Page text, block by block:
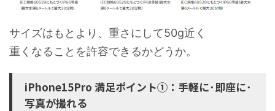
サイズはもとより、重さにして50g近く
重くなることを許容できるかどうか。
iPhone15Pro 満足ポイント①：手軽に･即座に･
写真が撮れる